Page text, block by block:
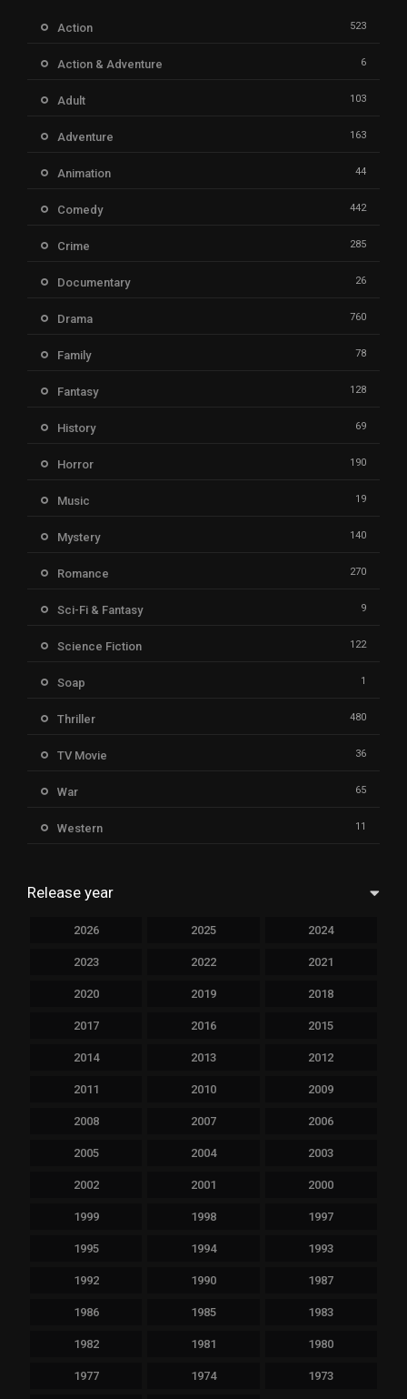
Action 523
Action & Adventure 6
Adult 103
Adventure 163
Animation 44
Comedy 442
Crime 285
Documentary 26
Drama 760
Family 78
Fantasy 128
History 69
Horror 190
Music 19
Mystery 140
Romance 270
Sci-Fi & Fantasy 9
Science Fiction 122
Soap 1
Thriller 480
TV Movie 36
War 65
Western 11
Release year
2026 2025 2024
2023 2022 2021
2020 2019 2018
2017 2016 2015
2014 2013 2012
2011 2010 2009
2008 2007 2006
2005 2004 2003
2002 2001 2000
1999 1998 1997
1995 1994 1993
1992 1990 1987
1986 1985 1983
1982 1981 1980
1977 1974 1973